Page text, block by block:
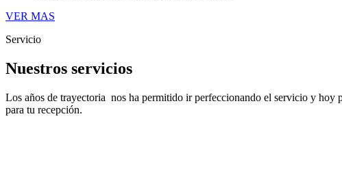
VER MAS
Servicio
Nuestros servicios
Los años de trayectoria nos ha permitido ir perfeccionando el servicio y hoy
para tu recepción.